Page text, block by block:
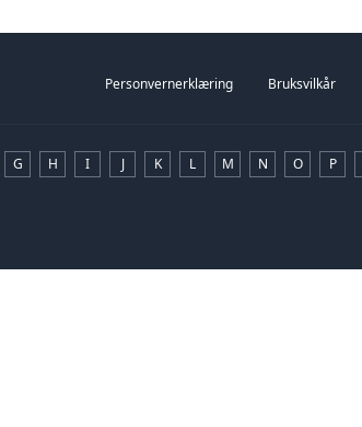
Personvernerklæring Bruksvilkår
G H I J K L M N O P